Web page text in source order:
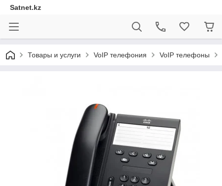
Satnet.kz
Товары и услуги VoIP телефония VoIP телефоны